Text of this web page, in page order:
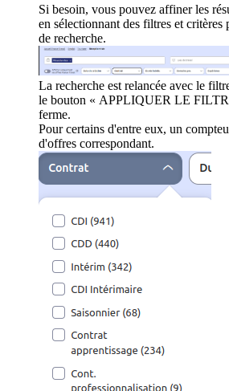
Si besoin, vous pouvez affiner les
en sélectionnant des filtres et critères
de recherche.
La recherche est relancée avec le
le bouton « APPLIQUER LE
ferme.
Pour certains d'entre eux, un
d'offres correspondant.